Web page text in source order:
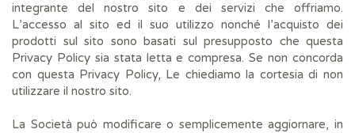
integrante del nostro sito e dei servizi che offriamo.
L’accesso al sito ed il suo utilizzo nonché l’acquisto dei
prodotti sul sito sono basati sul presupposto che questa
Privacy Policy sia stata letta e compresa. Se non concorda
con questa Privacy Policy, Le chiediamo la cortesia di non
utilizzare il nostro sito.
La Società può modificare o semplicemente aggiornare, in